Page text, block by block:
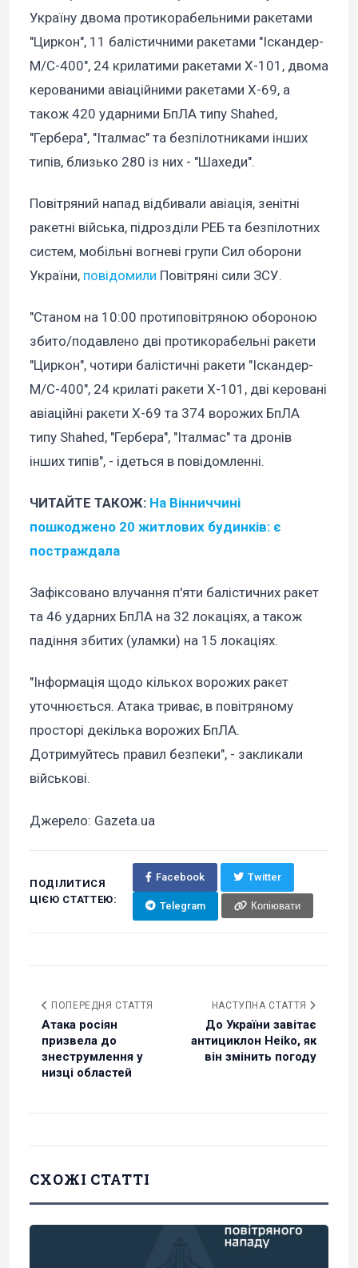
Україну двома протикорабельними ракетами
"Циркон", 11 балістичними ракетами "Іскандер-
М/С-400", 24 крилатими ракетами Х-101, двома
керованими авіаційними ракетами Х-69, а
також 420 ударними БпЛА типу Shahed,
"Гербера", "Італмас" та безпілотниками інших
типів, близько 280 із них - "Шахеди".
Повітряний напад відбивали авіація, зенітні
ракетні війська, підрозділи РЕБ та безпілотних
систем, мобільні вогневі групи Сил оборони
України, повідомили Повітряні сили ЗСУ.
"Станом на 10:00 протиповітряною обороною
збито/подавлено дві протикорабельні ракети
"Циркон", чотири балістичні ракети "Іскандер-
М/С-400", 24 крилаті ракети Х-101, дві керовані
авіаційні ракети Х-69 та 374 ворожих БпЛА
типу Shahed, "Гербера", "Італмас" та дронів
інших типів", - ідеться в повідомленні.
ЧИТАЙТЕ ТАКОЖ: На Вінниччині
пошкоджено 20 житлових будинків: є
постраждала
Зафіксовано влучання п'яти балістичних ракет
та 46 ударних БпЛА на 32 локаціях, а також
падіння збитих (уламки) на 15 локаціях.
"Інформація щодо кількох ворожих ракет
уточнюється. Атака триває, в повітряному
просторі декілька ворожих БпЛА.
Дотримуйтесь правил безпеки", - закликали
військові.
Джерело: Gazeta.ua
ПОДІЛИТИСЯ
ЦІЄЮ СТАТТЕЮ:
Facebook Twitter
Telegram Копіювати
ПОПЕРЕДНЯ СТАТТЯ
Атака росіян
призвела до
знеструмлення у
низці областей
НАСТУПНА СТАТТЯ
До України завітає
антициклон Heiko, як
він змінить погоду
СХОЖІ СТАТТІ